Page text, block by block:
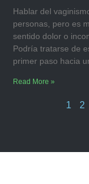
Hablar del
personas, pero es
sentido dolor o
Podría tratarse de
primer paso hacia
Read More »
1 2